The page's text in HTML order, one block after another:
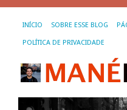
INÍCIO SOBRE ESSE BLOG
POLÍTICA DE PRIVACIDADE